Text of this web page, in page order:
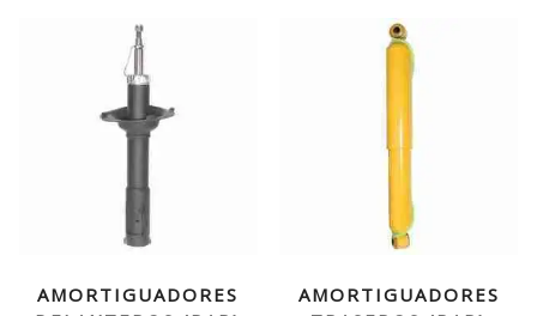
AMORTIGUADORES
AMORTIGUADORES